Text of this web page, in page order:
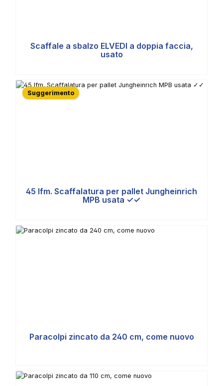
Scaffale a sbalzo ELVEDI a doppia faccia,
usato
Suggerimento
45 lfm. Scaffalatura per pallet Jungheinrich
MPB usata ✓✓
Paracolpi zincato da 240 cm, come nuovo